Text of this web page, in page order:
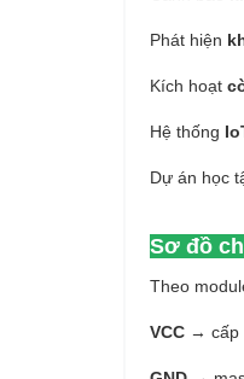
Phát hiện
Kích hoạt
Hệ thống
Dự án học
Sơ đồ
Theo
VCC → cấp